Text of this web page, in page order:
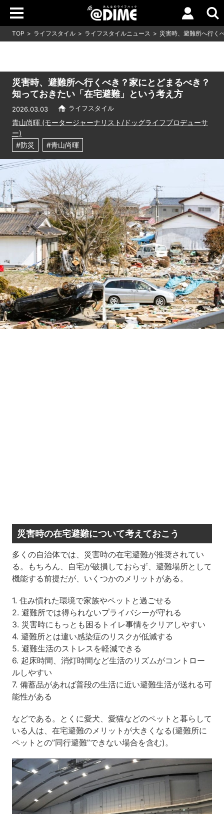
TOP ライフスタイル ライフスタイルニュース 災害時、避難所へ行く
災害時、避難所へ行くべき？家にとどまるべき？
知っておきたい「在宅避難」という考え方
2026.03.03 ライフスタイル
青山尚暉 (モータージャーナリスト/ドッグライフプロデューサ
ー)
#防災
#青山尚暉
災害時の在宅避難について考えておこう
多くの自治体では、災害時の在宅避難が推奨されてい
る。もちろん、自宅が破損しておらず、避難場所として
機能する前提だが、いくつかのメリットがある。
1. 住み慣れた環境で家族やペットと過ごせる
2. 避難所では得られないプライバシーが守れる
3. 災害時にもっとも困るトイレ事情をクリアしやすい
4. 避難所とは違い感染症のリスクが低減する
5. 避難生活のストレスを軽減できる
6. 起床時間、消灯時間など生活のリズムがコントロー
ルしやすい
7. 備蓄品があれば普段の生活に近い避難生活が送れる可
能性がある
などである。とくに愛犬、愛猫などのペットと暮らして
いる人は、在宅避難のメリットが大きくなる(避難所に
ペットとの”同行避難”できない場合を含む)。